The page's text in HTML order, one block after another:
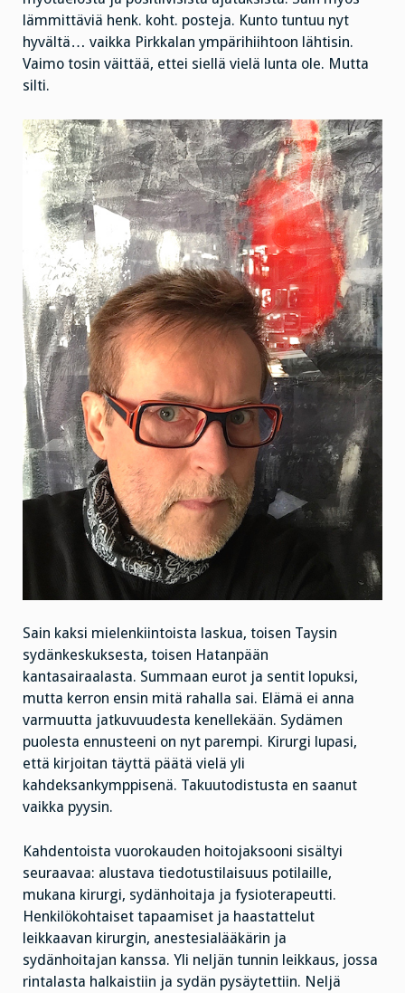
lämmittäviä henk. koht. posteja. Kunto tuntuu nyt
hyvältä… vaikka Pirkkalan ympärihiihtoon lähtisin.
Vaimo tosin väittää, ettei siellä vielä lunta ole. Mutta
silti.
Sain kaksi mielenkiintoista laskua, toisen Taysin
sydänkeskuksesta, toisen Hatanpään
kantasairaalasta. Summaan eurot ja sentit lopuksi,
mutta kerron ensin mitä rahalla sai. Elämä ei anna
varmuutta jatkuvuudesta kenellekään. Sydämen
puolesta ennusteeni on nyt parempi. Kirurgi lupasi,
että kirjoitan täyttä päätä vielä yli
kahdeksankymppisenä. Takuutodistusta en saanut
vaikka pyysin.
Kahdentoista vuorokauden hoitojaksooni sisältyi
seuraavaa: alustava tiedotustilaisuus potilaille,
mukana kirurgi, sydänhoitaja ja fysioterapeutti.
Henkilökohtaiset tapaamiset ja haastattelut
leikkaavan kirurgin, anestesialääkärin ja
sydänhoitajan kanssa. Yli neljän tunnin leikkaus, jossa
rintalasta halkaistiin ja sydän pysäytettiin. Neljä